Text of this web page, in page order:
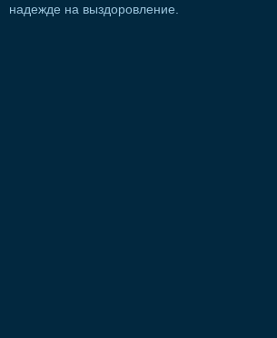
надежде на выздоровление.